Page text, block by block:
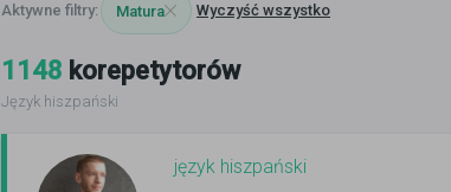
Matura Wyczyść wszystko
1148 korepetytorów
Język hiszpański
język hiszpański